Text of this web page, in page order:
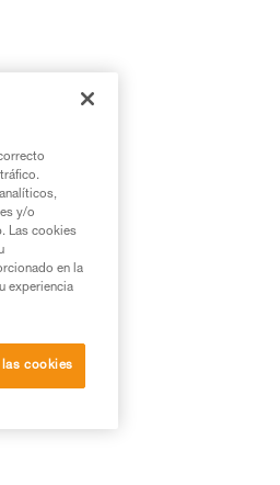
y/o
Las cookies
en la
experiencia
cookies